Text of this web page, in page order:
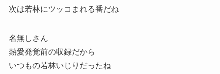
次は若林にツッコまれる番だね
名無しさん
熱愛発覚前の収録だから
いつもの若林いじりだったね